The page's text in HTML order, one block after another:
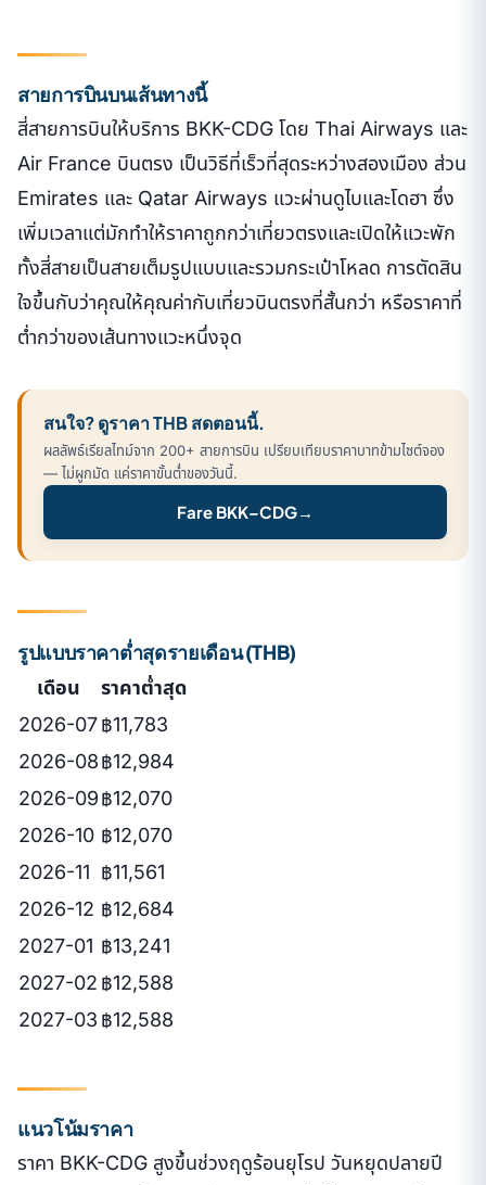
สายการบินบนเส้นทางนี้
สี่สายการบินให้บริการ BKK-CDG โดย Thai Airways และ
Air France บินตรง เป็นวิธีที่เร็วที่สุดระหว่างสองเมือง ส่วน
Emirates และ Qatar Airways แวะผ่านดูไบและโดฮา ซึ่ง
เพิ่มเวลาแต่มักทำให้ราคาถูกกว่าเที่ยวตรงและเปิดให้แวะพัก
ทั้งสี่สายเป็นสายเต็มรูปแบบและรวมกระเป๋าโหลด การตัดสิน
ใจขึ้นกับว่าคุณให้คุณค่ากับเที่ยวบินตรงที่สั้นกว่า หรือราคาที่
ต่ำกว่าของเส้นทางแวะหนึ่งจุด
สนใจ? ดูราคา THB สดตอนนี้.
ผลลัพธ์เรียลไทม์จาก 200+ สายการบิน เปรียบเทียบราคาบาทข้ามไซต์จอง
— ไม่ผูกมัด แค่ราคาขั้นต่ำของวันนี้.
Fare BKK–CDG→
รูปแบบราคาต่ำสุดรายเดือน (THB)
เดือน
ราคาต่ำสุด
2026-07฿11,783
2026-08฿12,984
2026-09฿12,070
2026-10 ฿12,070
2026-11 ฿11,561
2026-12 ฿12,684
2027-01 ฿13,241
2027-02 ฿12,588
2027-03 ฿12,588
แนวโน้มราคา
ราคา BKK-CDG สูงขึ้นช่วงฤดูร้อนยุโรป วันหยุดปลายปี